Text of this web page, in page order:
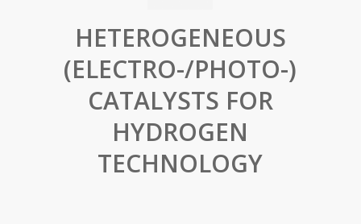
HETEROGENEOUS
(ELECTRO-/PHOTO-)
CATALYSTS FOR
HYDROGEN
TECHNOLOGY